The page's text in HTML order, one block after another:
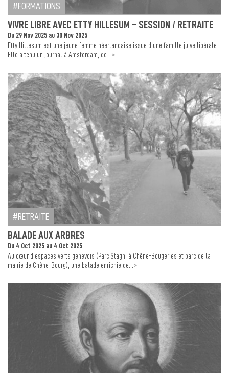
FORMATIONS
VIVRE LIBRE AVEC ETTY HILLESUM – SESSION / RETRAITE
Du 29 Nov 2025 au 30 Nov 2025
Etty Hillesum est une jeune femme néerlandaise issue d’une famille juive libérale.
Elle a tenu un journal à Amsterdam, de... >
RETRAITE
BALADE AUX ARBRES
Du 4 Oct 2025 au 4 Oct 2025
Au cœur d’espaces verts genevois (Parc Stagni à Chêne-Bougeries et parc de la
mairie de Chêne-Bourg), une balade enrichie de... >